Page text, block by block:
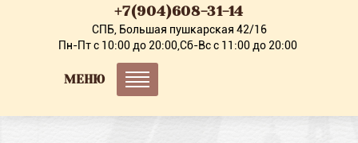
+7(904)608-31-14
СПБ, Большая пушкарская 42/16
Пн-Пт с 10:00 до 20:00,Сб-Вс с 11:00 до 20:00
МЕНЮ